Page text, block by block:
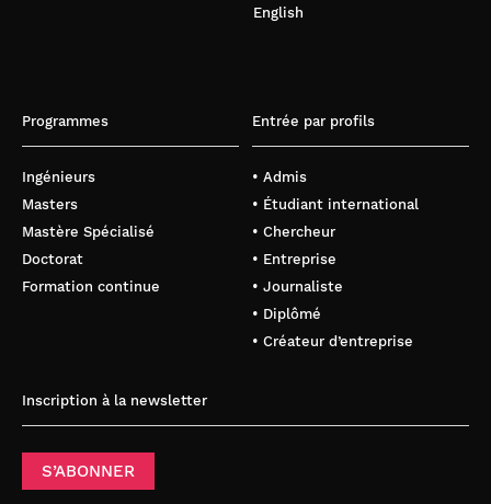
English
Programmes
Ingénieurs
Masters
Mastère Spécialisé
Doctorat
Formation continue
Entrée par profils
• Admis
• Étudiant international
• Chercheur
• Entreprise
• Journaliste
• Diplômé
• Créateur d’entreprise
Inscription à la newsletter
S’ABONNER